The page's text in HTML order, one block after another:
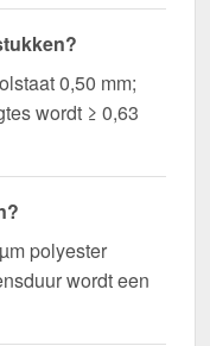
0,50 mm;
wordt ≥ 0,63
polyester
wordt een